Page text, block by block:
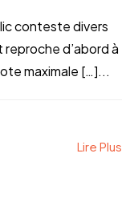
conteste divers
d’abord à
maximale […]...
Lire Plus